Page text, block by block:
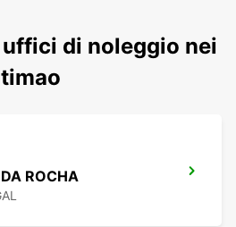
di noleggio nei
ROCHA